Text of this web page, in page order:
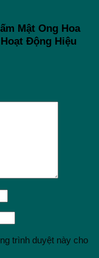
Mật Ong Hoa
Động Hiệu
trình duyệt này cho